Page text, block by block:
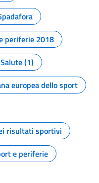
periferie 2018
(1)
europea dello sport
risultati sportivi
e periferie